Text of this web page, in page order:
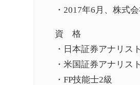
・2017年6月、株式
資 格
・日本証券アナリス
・米国証券アナリ
・FP技能士2級